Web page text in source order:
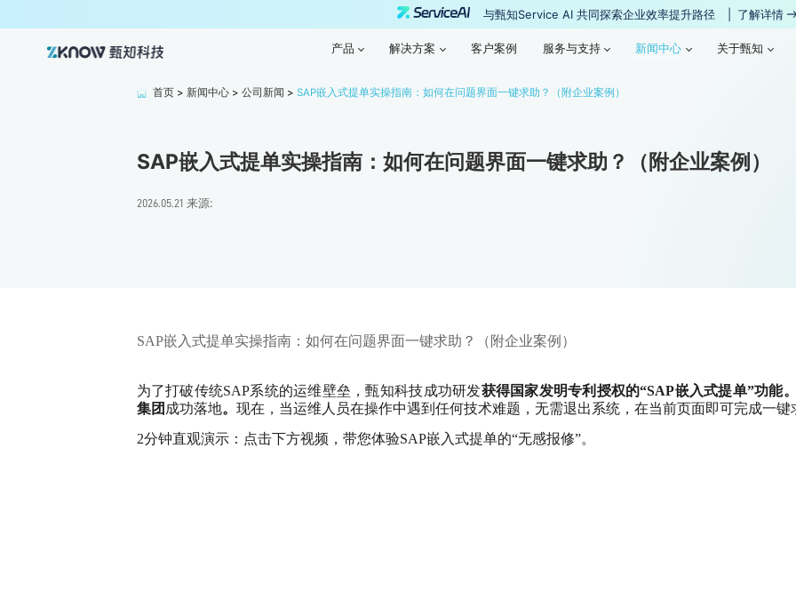
与甄知Service AI 共同探索企业效率提升路径 了解详情
产品
产品
解决方案
解决方案
客户案例
客户案例
服务与支持
服务与支持
新闻中心
新闻中心
关于甄知
首页 >新闻中心 >公司新闻 > SAP嵌入式提单实操指南：如何在问题界面一键求助？（附企业案例）
SAP嵌入式提单实操指南：如何在问题界面一键求助？（附企业案例）
2026.05.21 来源:
SAP嵌入式提单实操指南：如何在问题界面一键求助？（附企业案例）
为了打破传统SAP系统的运维壁垒，甄知科技成功研发获得国家发明专利授权的“SAP嵌入式提单”功能
集团 成功落地。 现在，当运维人员在操作中遇到任何技术难题，无需退出系统，在当前页面即可完成一键
2分钟直观演示：点击下方视频，带您体验SAP嵌入式提单的“无感报修”。